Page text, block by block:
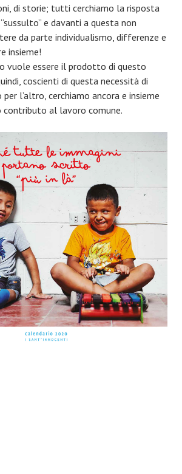
di storie; tutti cerchiamo la risposta
e davanti a questa non
da parte individualismo, differenze e
insieme!
vuole essere il prodotto di questo
coscienti di questa necessità di
l’altro, cerchiamo ancora e insieme
al lavoro comune.